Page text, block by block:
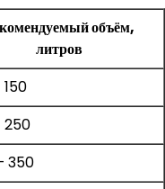
объём,
литров
250
350